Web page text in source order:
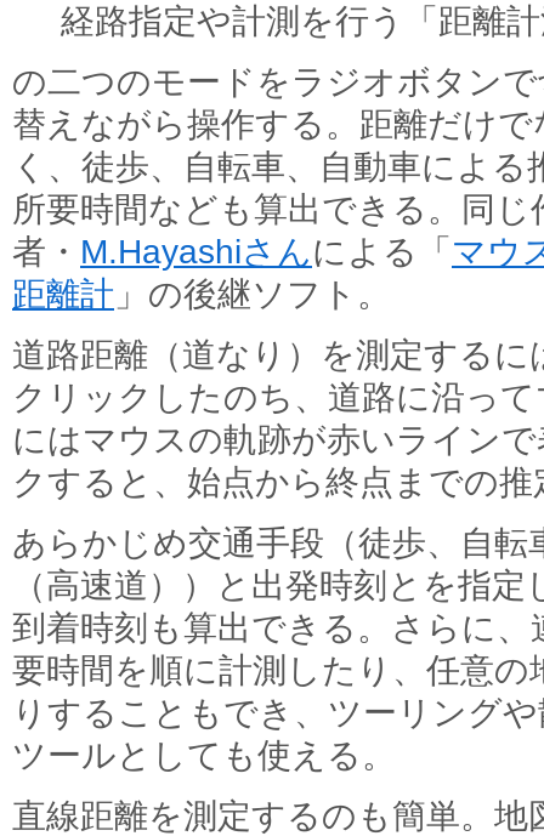
経路指定や計測を行う「距離
の二つのモードをラジオボタン
替えながら操作する。距離だけで
く、徒歩、自転車、自動車による
所要時間なども算出できる。同じ
者・ M.Hayashiさんによる「 マウ
距離計 」の後継ソフト。
道路距離（道なり）を測定する
クリックしたのち、道路に沿っ
にはマウスの軌跡が赤いライン
クすると、始点から終点までの
あらかじめ交通手段（徒歩、自転
（高速道））と出発時刻とを指
到着時刻も算出できる。さらに
要時間を順に計測したり、任意
りすることもでき、ツーリング
ツールとしても使える。
直線距離を測定するのも簡単。